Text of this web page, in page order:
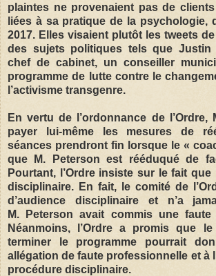
plaintes ne provenaient pas de clients
liées à sa pratique de la psychologie,
2017. Elles visaient plutôt les tweets
des sujets politiques tels que Justin
chef de cabinet, un conseiller
programme de lutte contre le
l’activisme transgenre.
En vertu de l’ordonnance de l’Ordre,
payer lui-même les mesures de
séances prendront fin lorsque le «
que M. Peterson est rééduqué de
Pourtant, l’Ordre insiste sur le fait que
disciplinaire. En fait, le comité de
d’audience disciplinaire et n’a
M. Peterson avait commis une faute
Néanmoins, l’Ordre a promis que
terminer le programme pourrait
allégation de faute professionnelle et à
procédure disciplinaire.